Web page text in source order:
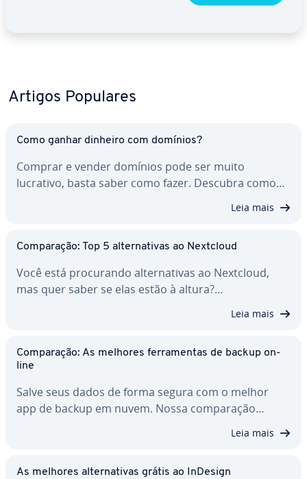
Artigos Populares
Como ganhar dinheiro com domínios?
Comprar e vender domínios pode ser muito
lucrativo, basta saber como fazer. Descubra como…
Leia mais
Com­pa­ra­ção: Top 5 al­ter­na­ti­vas ao Nextcloud
Você está pro­cu­rando al­ter­na­ti­vas ao Nextcloud,
mas quer saber se elas estão à altura?…
Leia mais
Com­pa­ra­ção: As melhores fer­ra­men­tas de backup on-
line
Salve seus dados de forma segura com o melhor
app de backup em nuvem. Nossa com­pa­ra­ção…
Leia mais
As melhores al­ter­na­ti­vas grátis ao InDesign